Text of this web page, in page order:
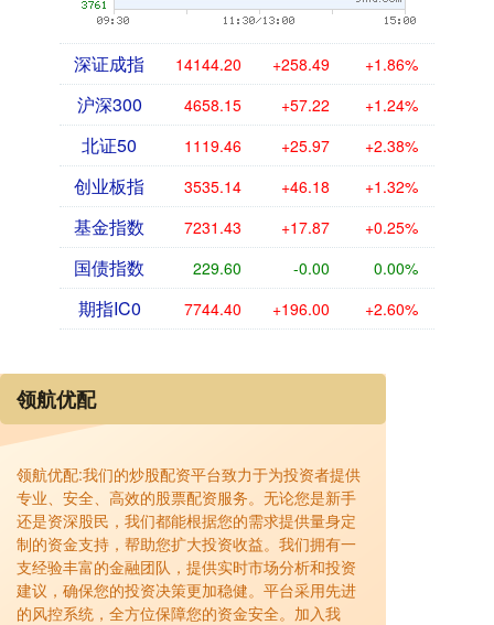
深证成指 14144.20 +258.49 +1.86%
沪深300 4658.15 +57.22 +1.24%
北证50 1119.46 +25.97 +2.38%
创业板指 3535.14 +46.18 +1.32%
基金指数 7231.43 +17.87 +0.25%
国债指数 229.60 -0.00 0.00%
期指IC0 7744.40 +196.00 +2.60%
领航优配
领航优配:我们的炒股配资平台致力于为投资者提供
专业、安全、高效的股票配资服务。无论您是新手
还是资深股民，我们都能根据您的需求提供量身定
制的资金支持，帮助您扩大投资收益。我们拥有一
支经验丰富的金融团队，提供实时市场分析和投资
建议，确保您的投资决策更加稳健。平台采用先进
的风控系统，全方位保障您的资金安全。加入我